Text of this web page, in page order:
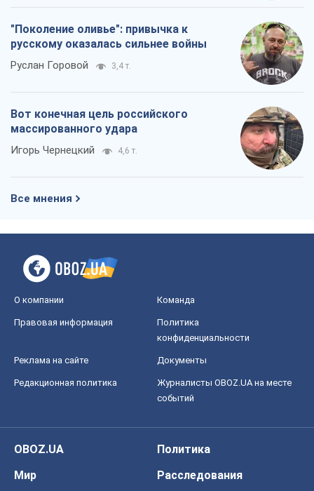
"Поколение оливье": привычка к
русскому оказалась сильнее войны
Руслан Горовой 3,4 т.
Вот конечная цель российского
массированного удара
Игорь Чернецкий 4,6 т.
Все мнения
О компании Команда
Правовая информация
Политика
конфиденциальности
Реклама на сайте Документы
Редакционная политика
Журналисты OBOZ.UA на месте
событий
OBOZ.UA
Политика
Мир
Расследования